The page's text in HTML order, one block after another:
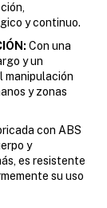
y continuo.
Con una
y un
manipulación
y zonas
con ABS
y
es resistente
su uso